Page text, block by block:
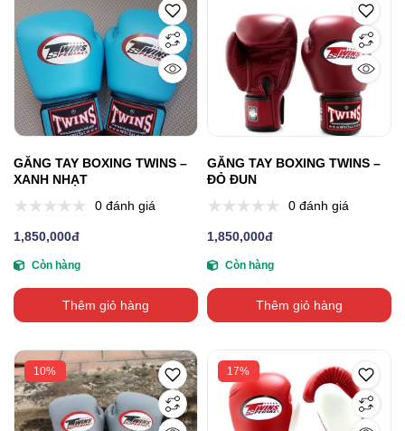
GĂNG TAY BOXING TWINS –
XANH NHẠT
0 đánh giá
1,850,000đ
Còn hàng
Thêm giỏ hàng
GĂNG TAY BOXING TWINS –
ĐỎ ĐUN
0 đánh giá
1,850,000đ
Còn hàng
Thêm giỏ hàng
10% 17%